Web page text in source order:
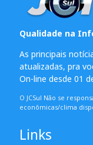
Qualidade na
As principais
atualizadas, pra
On-line desde 01
O JCSul Não se
econômicas/clima
Links